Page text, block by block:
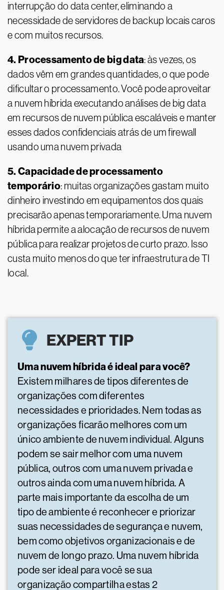
interrupção do data center, eliminando a
necessidade de servidores de backup locais caros
e com muitos recursos.
4. Processamento de big data: às vezes, os
dados vêm em grandes quantidades, o que pode
dificultar o processamento. Você pode aproveitar
a nuvem híbrida executando análises de big data
em recursos de nuvem pública escaláveis e manter
esses dados confidenciais atrás de um firewall
usando uma nuvem privada
5. Capacidade de processamento
temporário: muitas organizações gastam muito
dinheiro investindo em equipamentos dos quais
precisarão apenas temporariamente. Uma nuvem
híbrida permite a alocação de recursos de nuvem
pública para realizar projetos de curto prazo. Isso
custa muito menos do que ter infraestrutura de TI
local.
EXPERT TIP
Uma nuvem híbrida é ideal para você?
Existem milhares de tipos diferentes de
organizações com diferentes
necessidades e prioridades. Nem todas as
organizações ficarão melhores com um
único ambiente de nuvem individual. Alguns
podem se sair melhor com uma nuvem
pública, outros com uma nuvem privada e
outros ainda com uma nuvem híbrida. A
parte mais importante da escolha de um
tipo de ambiente é reconhecer e priorizar
suas necessidades de segurança e nuvem,
bem como objetivos organizacionais e de
nuvem de longo prazo. Uma nuvem híbrida
pode ser ideal para você se sua
organização compartilha estas 2